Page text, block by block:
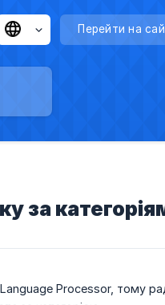
Перейти на
за
Processor, тому